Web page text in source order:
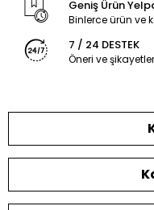
Geniş Ürün
Binlerce ürün ve
7 / 24 DESTEK
Öneri ve